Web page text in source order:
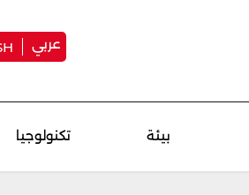
عربي
بيئة تكنولوجيا